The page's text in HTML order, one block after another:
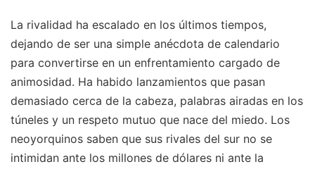
La rivalidad ha escalado en los últimos tiempos,
dejando de ser una simple anécdota de calendario
para convertirse en un enfrentamiento cargado de
animosidad. Ha habido lanzamientos que pasan
demasiado cerca de la cabeza, palabras airadas en los
túneles y un respeto mutuo que nace del miedo. Los
neoyorquinos saben que sus rivales del sur no se
intimidan ante los millones de dólares ni ante la